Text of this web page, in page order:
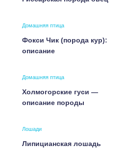
Домашняя птица
Фокси Чик (порода кур):
описание
Домашняя птица
Холмогорские гуси —
описание породы
Лошади
Липицианская лошадь